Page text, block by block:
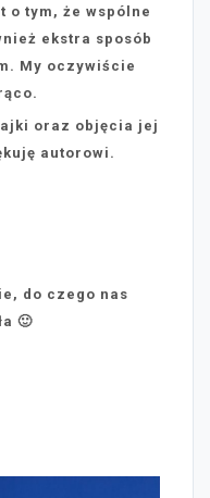
o tym, że wspólne
ekstra sposób
My oczywiście
oraz objęcia jej
autorowi.
do czego nas
🙂